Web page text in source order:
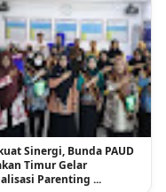
Sinergi, Bunda PAUD
Timur Gelar
Parenting ...